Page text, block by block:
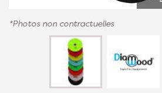
*Photos non contractuelles